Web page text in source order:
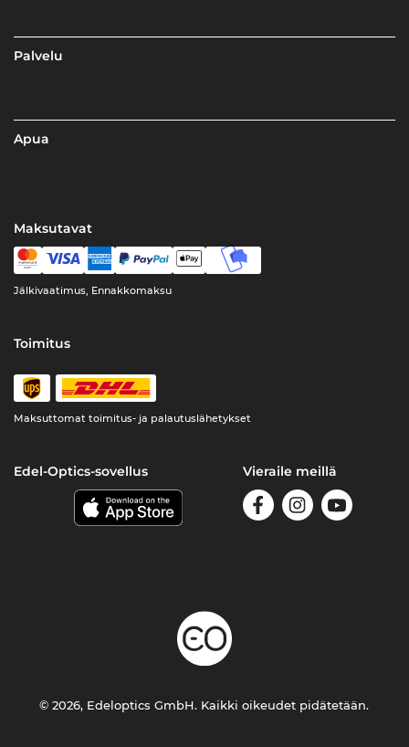
Palvelu
Apua
Maksutavat
Jälkivaatimus, Ennakkomaksu
Toimitus
Maksuttomat toimitus- ja palautuslähetykset
Edel-Optics-sovellus Vieraile meillä
© 2026, Edeloptics GmbH. Kaikki oikeudet pidätetään.